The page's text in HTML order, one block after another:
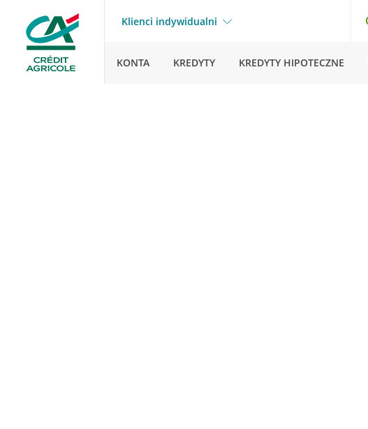
Klienci indywidualni
KONTA KREDYTY KREDYTY HIPOTECZNE